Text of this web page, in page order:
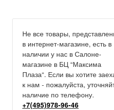
Не все товары,
в интернет-магазине, есть в
наличии у нас в Салоне-
магазине в БЦ “Максима
Плаза“. Если вы хотите
к нам - пожалуйста,
наличие по телефону.
+7(495)978-96-46